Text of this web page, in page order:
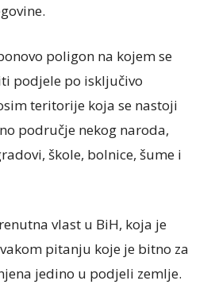
poligon na kojem se
podjele po isključivo
teritorije koja se nastoji
područje nekog naroda,
škole, bolnice, šume i
vlast u BiH, koja je
pitanju koje je bitno za
jedino u podjeli zemlje.